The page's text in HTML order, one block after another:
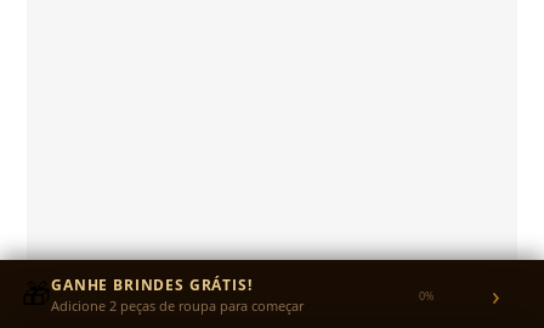
🎁GANHE BRINDES GRÁTIS!
Adicione 2 peças de roupa para começar 0% ›